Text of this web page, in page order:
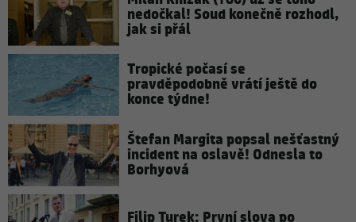
nedočkal! Soud konečně rozhodl,
jak si přál
Tropické počasí se
pravděpodobně vrátí ještě do
konce týdne!
Štefan Margita popsal nešťastný
incident na oslavě! Odnesla to
Borhyová
Filip Turek: První slova po